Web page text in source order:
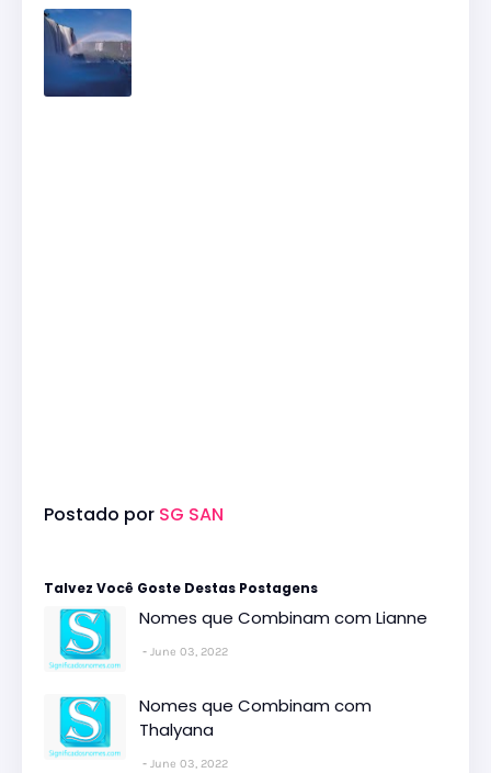
Postado por SG SAN
Talvez Você Goste Destas Postagens
Nomes que Combinam com Lianne
June 03, 2022
Nomes que Combinam com
Thalyana
June 03, 2022